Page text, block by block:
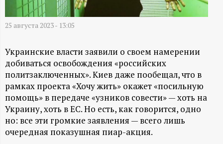
Д
А
Н
-
и
н
25 августа 2023 - 13:05
Украинские власти заявили о своем намерении
добиваться освобождения «российских
политзаключенных». Киев даже пообещал, что в
рамках проекта «Хочу жить» окажет «посильную
помощь» в передаче «узников совести» — хоть на
Украину, хоть в ЕС. Но есть, как говорится, одно
но: все эти громкие заявления — всего лишь
очередная показушная пиар-акция.